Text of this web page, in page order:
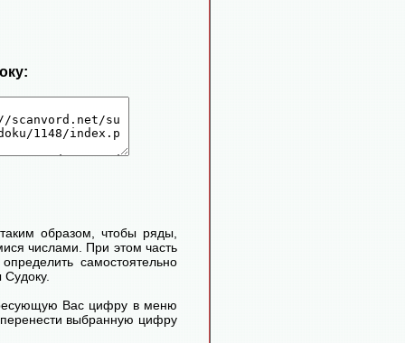
образом, чтобы ряды,
числами. При этом часть
самостоятельно
Вас цифру в меню
выбранную цифру